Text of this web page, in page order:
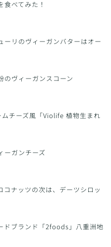
べてみた！
ーリのヴィーガンバターはオー
のヴィーガンスコーン
チーズ風「Violife 植物生まれ
ーガンチーズ
コナッツの次は、デーツシロッ
ドブランド「2foods」八重洲地